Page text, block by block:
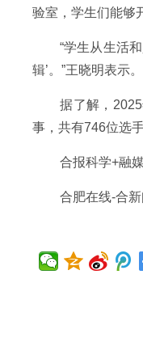
验室，学生们能够
“学生从生活
辑’。”王晓明表示
据了解，
事，共有746位选
合报科学+融
合肥在线-合